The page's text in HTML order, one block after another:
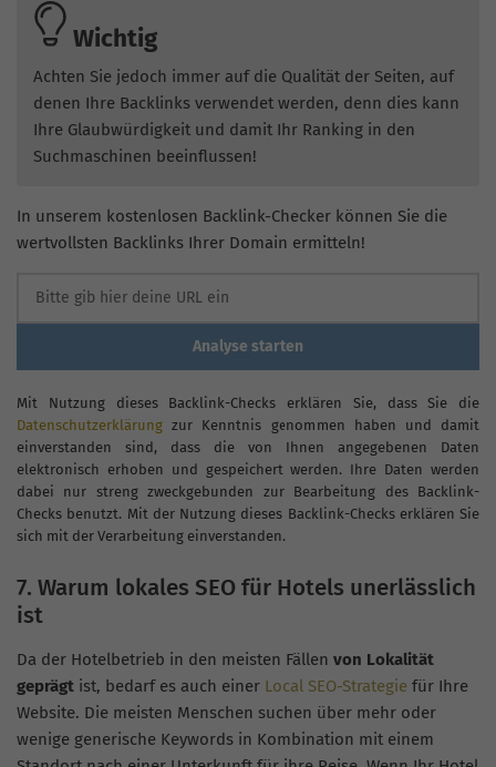
Wichtig
Achten Sie jedoch immer auf die Qualität der Seiten, auf
denen Ihre Backlinks verwendet werden, denn dies kann
Ihre Glaubwürdigkeit und damit Ihr Ranking in den
Suchmaschinen beeinflussen!
In unserem kostenlosen Backlink-Checker können Sie die
wertvollsten Backlinks Ihrer Domain ermitteln!
Analyse starten
Mit Nutzung dieses Backlink-Checks erklären Sie, dass Sie die
Datenschutzerklärung zur Kenntnis genommen haben und damit
einverstanden sind, dass die von Ihnen angegebenen Daten
elektronisch erhoben und gespeichert werden. Ihre Daten werden
dabei nur streng zweckgebunden zur Bearbeitung des Backlink-
Checks benutzt. Mit der Nutzung dieses Backlink-Checks erklären Sie
sich mit der Verarbeitung einverstanden.
7. Warum lokales SEO für Hotels unerlässlich
ist
Da der Hotelbetrieb in den meisten Fällen von Lokalität
geprägt ist, bedarf es auch einer Local SEO-Strategie für Ihre
Website. Die meisten Menschen suchen über mehr oder
wenige generische Keywords in Kombination mit einem